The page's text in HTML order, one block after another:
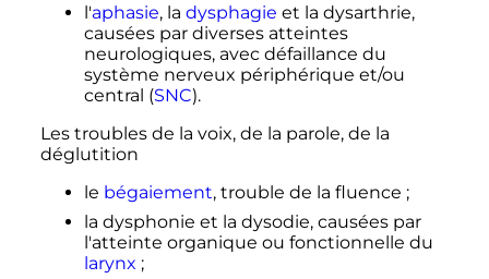
l'aphasie, la dysphagie et la dysarthrie,
causées par diverses atteintes
neurologiques, avec défaillance du
système nerveux périphérique et/ou
central (SNC).
Les troubles de la voix, de la parole, de la
déglutition
le bégaiement, trouble de la fluence ;
la dysphonie et la dysodie, causées par
l'atteinte organique ou fonctionnelle du
larynx ;